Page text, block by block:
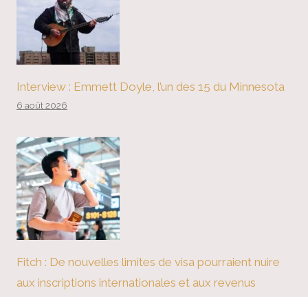
Interview : Emmett Doyle, l’un des 15 du Minnesota
6 août 2026
Fitch : De nouvelles limites de visa pourraient nuire
aux inscriptions internationales et aux revenus